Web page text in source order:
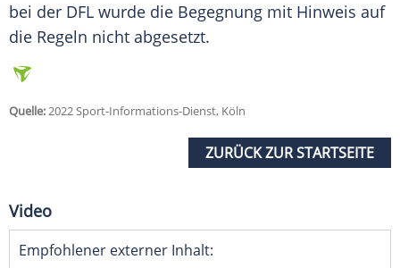
bei der DFL wurde die Begegnung mit Hinweis auf
die Regeln nicht abgesetzt.
Quelle:2022 Sport-Informations-Dienst, Köln
ZURÜCK ZUR STARTSEITE
Video
Empfohlener externer Inhalt: